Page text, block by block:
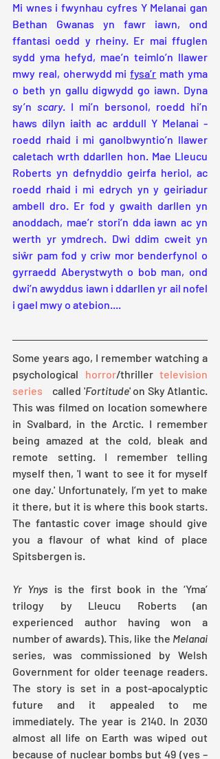
Mi wnes i fwynhau cyfres Y Melanai gan
Bethan Gwanas yn fawr iawn, ond
ffantasi oedd y rheiny. Er mai ffuglen
sydd yma hefyd, mae’n teimlo’n llawer
mwy real, oherwydd mi fysa’r math yma
o beth yn gallu digwydd go iawn. Dyna
sy’n scary. I mi’n bersonol, roedd hi’n
haws dilyn iaith ac arddull Y Melanai -
roedd rhaid i mi ganolbwyntio’n llawer
caletach wrth ddarllen hon. Mae Lleucu
Roberts yn defnyddio geirfa heriol, ac
roedd rhaid i mi edrych yn y geiriadur
ambell dro. Er fod y gwaith darllen yn
anoddach, mae’r stori’n dda iawn ac yn
werth yr ymdrech. Dwi ddim cweit yn
siŵr pam fod y criw mor benderfynol o
gyrraedd Aberystwyth o bob man, ond
dwi’n awyddus iawn i ddarllen yr ail nofel
i gael mwy o atebion....
Some years ago, I remember watching a
psychological horror/thriller television
series
   called '
Fortitude' on Sky Atlantic.
This was filmed on location somewhere
in Svalbard, in the Arctic. I remember
being amazed at the cold, bleak and
remote setting. I remember telling
myself then, 'I want to see it for myself
one day.' Unfortunately, I’m yet to make
it there, but it is where this book starts.
The fantastic cover image should give
you a flavour of what kind of place
Spitsbergen is.
Yr Ynys is the first book in the ‘Yma’
trilogy by Lleucu Roberts (an
experienced author having won a
number of awards). This, like the
series, was commissioned by Welsh
Government for older teenage readers.
The story is set in a post-apocalyptic
future and it appealed to me
immediately. The year is 2140. In 2030
almost all life on Earth was wiped out
because of nuclear bombs but 49 (yes –